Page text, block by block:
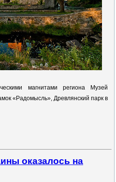
магнитами региона Музей
«Радомысль», Древлянский парк в
оказалось на